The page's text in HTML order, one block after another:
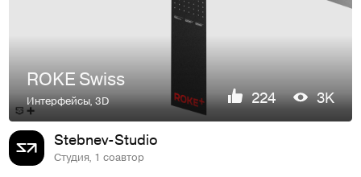
ROKE Swiss
Интерфейсы,3D 224 3K
Stebnev-Studio
Студия, 1 соавтор